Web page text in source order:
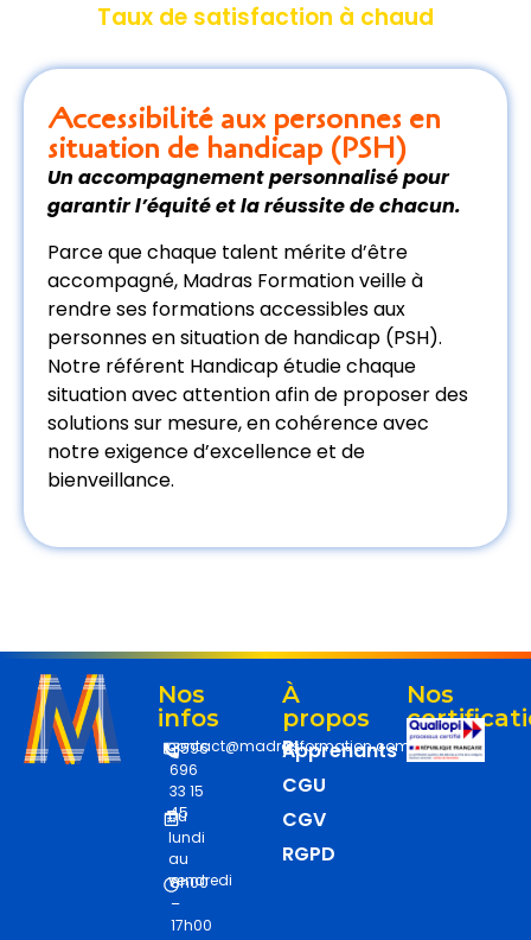
Taux de satisfaction à chaud
Accessibilité aux personnes en
situation de handicap (PSH)
Un accompagnement personnalisé pour
garantir l’équité et la réussite de chacun.
Parce que chaque talent mérite d’être
accompagné, Madras Formation veille à
rendre ses formations accessibles aux
personnes en situation de handicap (PSH).
Notre référent Handicap étudie chaque
situation avec attention afin de proposer des
solutions sur mesure, en cohérence avec
notre exigence d’excellence et de
bienveillance.
Nos
infos
contact@madrasformation.com
+596
696
33 15
45
Du
lundi
au
vendredi
8h00
–
17h00
À
propos
RI
Apprenants
CGU
CGV
RGPD
Nos